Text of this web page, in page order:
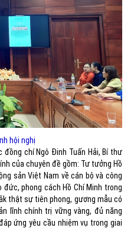
hội nghị
chí Ngô Đinh Tuấn Hải, Bí thư
của chuyên đề gồm: Tư tưởng Hồ
sản Việt Nam về cán bộ và công
phong cách Hồ Chí Minh trong
thật sự tiên phong, gương mẫu có
lĩnh chính trị vững vàng, đủ năng
ứng yêu cầu nhiệm vụ trong giai